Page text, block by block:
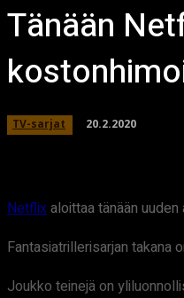
Tänään
TV-sarjat 20.2.2020
Netflixaloittaa tänään
Fantasiatrillerisarjan takana
Joukko teinejä on